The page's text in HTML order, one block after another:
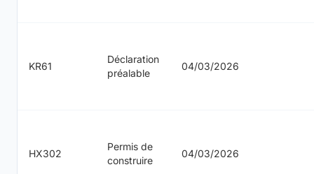
KR61
Déclaration
préalable
04/03/2026
HX302
Permis de
construire
04/03/2026